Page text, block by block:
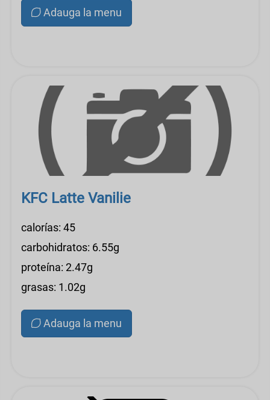
Adauga la menu
KFC Latte Vanilie
calorías: 45
carbohidratos: 6.55g
proteína: 2.47g
grasas: 1.02g
Adauga la menu